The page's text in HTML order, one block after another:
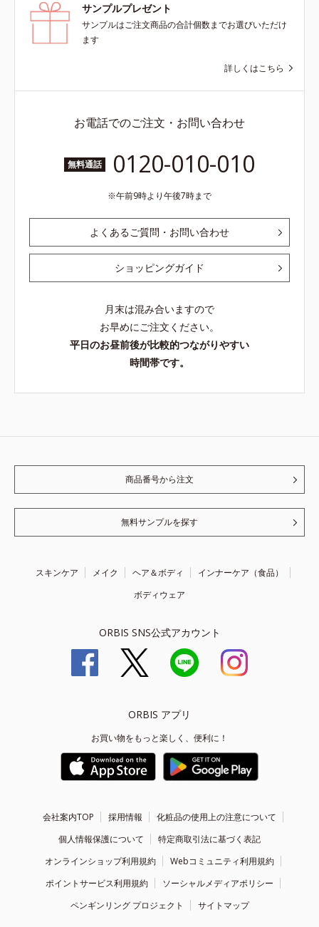
サンプルプレゼント
サンプルはご注文商品の合計個数までお選びいただけ
ます
詳しくはこちら
お電話でのご注文・お問い合わせ
無料通話 0120-010-010
午前9時より午後7時まで
よくあるご質問・お問い合わせ
ショッピングガイド
月末は混み合いますので
お早めにご注文ください。
平日のお昼前後が比較的つながりやすい
時間帯です。
商品番号から注文
無料サンプルを探す
スキンケア メイク ヘア＆ボディ
インナーケア（食品）
ボディウェア
ORBIS SNS公式アカウント
ORBIS アプリ
お買い物をもっと楽しく、便利に！
会社案内TOP 採用情報
化粧品の使用上の注意について
個人情報保護について
特定商取引法に基づく表記
オンラインショップ利用規約
Webコミュニティ利用規約
ポイントサービス利用規約
ソーシャルメディアポリシー
ペンギンリング プロジェクト
サイトマップ